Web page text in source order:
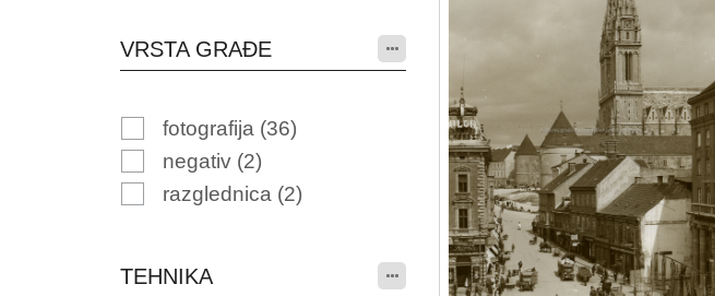
VRSTA GRAĐE
fotografija (36)
negativ (2)
razglednica (2)
TEHNIKA